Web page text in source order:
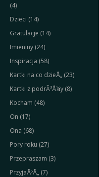
(4)
Dzieci (14)
Gratulacje (14)
Imieniny (24)
Inspiracja (58)
Kartki na co dzieÅ„ (23)
Kartki z podrÃ³Å¼y (8)
Kocham (48)
On (17)
Ona (68)
Pory roku (27)
Przepraszam (3)
PrzyjaÅºÅ„ (7)